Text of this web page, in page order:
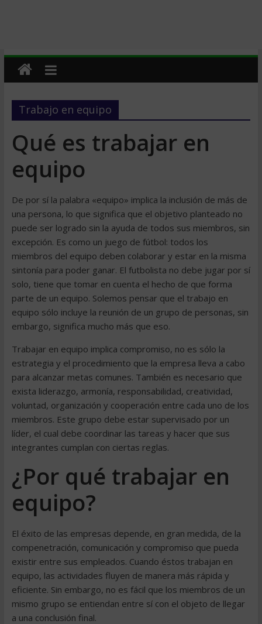
Trabajo en equipo
Qué es trabajar en
equipo
De por sí la palabra «equipo» implica la inclusión de más de
una persona, lo que significa que el objetivo planteado no
puede ser logrado sin la ayuda de todos sus miembros, sin
excepción. Es como un juego de fútbol: todos los
miembros del equipo deben colaborar y estar en la misma
sintonía para poder ganar. El futbolista no debe jugar por sí
solo, tiene que tomar en cuenta el hecho de que forma
parte de un equipo. Solemos pensar que el trabajo en
equipo sólo incluye la reunión de un grupo de personas, sin
embargo, significa mucho más que eso.
Trabajar en equipo implica compromiso, no es sólo la
estrategia y el procedimiento que la empresa lleva a cabo
para alcanzar metas comunes. También es necesario que
exista liderazgo, armonía, responsabilidad, creatividad,
voluntad, organización y cooperación entre cada uno de los
miembros. Este grupo debe estar supervisado por un
líder, el cual debe coordinar las tareas y hacer que sus
integrantes cumplan con ciertas reglas.
¿Por qué trabajar en
equipo?
El éxito de las empresas depende, en gran medida, de la
compenetración, comunicación y compromiso que pueda
existir entre sus empleados. Cuando éstos trabajan en
equipo, las actividades fluyen de manera más rápida y
eficiente. Sin embargo, no es fácil que los miembros de un
mismo grupo se entiendan entre sí con el objeto de llegar
a una conclusión final.